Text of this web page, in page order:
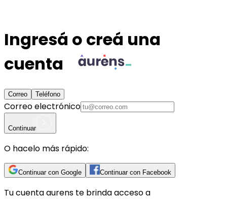
Ingresá o creá una
cuenta
Correo Teléfono
Correo electrónico
Continuar
O hacelo más rápido:
Continuar con Google Continuar con Facebook
Tu cuentaaurens te brinda acceso a